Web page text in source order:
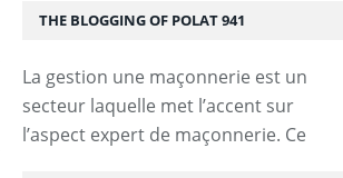
THE BLOGGING OF POLAT 941
La gestion une maçonnerie est un
secteur laquelle met l’accent sur
l’aspect expert de maçonnerie. Ce